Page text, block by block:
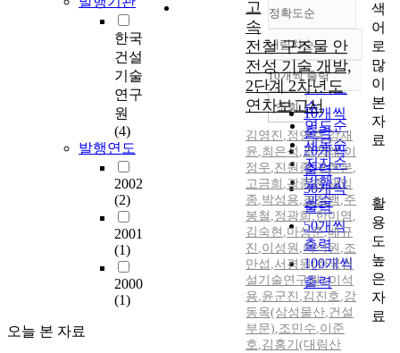
한국
건설
기술
연구
원
(4)
발행연도
2002
(2)
2001
(1)
2000
(1)
오늘 본 자료
정확도순
정확도
순
인기도
순
연도순
제목순
저자순
발행기
관순
내림차순
내림차순
10개씩 출력
10개씩
출력
20개씩
출력
30개씩
출력
50개씩
출력
100개씩
출력
조회
고
속
전철 구조물 안
전성 기술 개발,
2단계 2차년도
연차보고서
김영진 ,정연주,강재
윤,최은석 ,조정래,이
정우,진원종,구현본,
고금희 ,곽종원,곽임
종,박성용,조창백 ,주
봉철 ,정광희,한미영 ,
김숙현 ,마상준,배규
진 ,이성원 ,이석원 ,조
만섭 ,서경원(한국건
설기술연구원),이석
용,윤군진 ,김진호,강
동옥(삼성물산,건설
부문),조민수,이준
호,김홍기(대림산
색
어
로
많
이
본
자
료
활
용
도
높
은
자
료